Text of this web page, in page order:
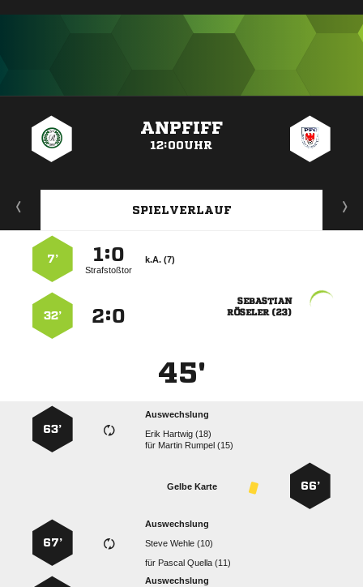
ANPFIFF
12:00UHR
SPIELVERLAUF
k.A. (7)
:
Strafstoßtor
7’

 
:
32’
45'
Auswechslung
  
für   
63’
66’
Gelbe Karte
Auswechslung
  
für   
67’
Auswechslung